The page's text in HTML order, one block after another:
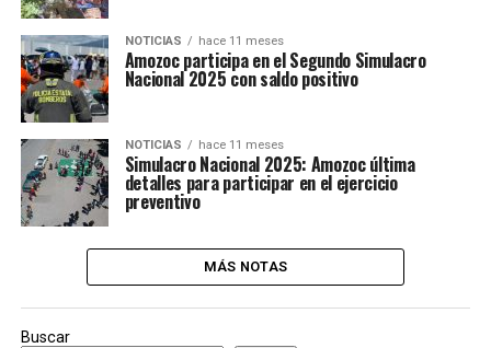
NOTICIAS hace 11 meses
Amozoc participa en el Segundo Simulacro
Nacional 2025 con saldo positivo
NOTICIAS hace 11 meses
Simulacro Nacional 2025: Amozoc última
detalles para participar en el ejercicio
preventivo
MÁS NOTAS
Buscar